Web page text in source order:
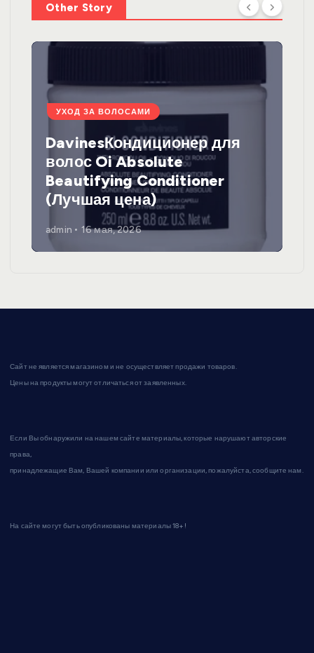
Other Story
УХОД ЗА ВОЛОСАМИ
DavinesКондиционер для
волос Oi Absolute
Beautifying Conditioner
(Лучшая цена)
admin 16 мая, 2026
Сайт не является магазином и не осуществляет продажи товаров.
Цены на продукты могут отличаться от заявленных.
Если Вы обнаружили на нашем сайте материалы, которые нарушают авторские
права,
принадлежащие Вам, Вашей компании или организации, пожалуйста, сообщите нам.
На сайте могут быть опубликованы материалы 18+!